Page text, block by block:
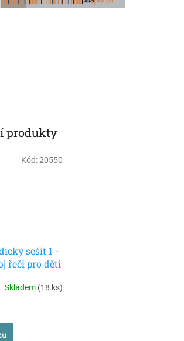
produkty
sešit 1 -
řeči pro děti
Skladem (18 ks)
Kód:20550